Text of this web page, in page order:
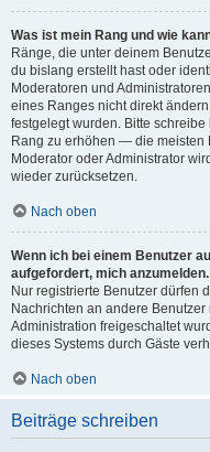
Was ist mein Rang und wie
Ränge, die unter deinem
du bislang erstellt hast oder
Moderatoren und
eines Ranges nicht direkt
festgelegt wurden. Bitte
Rang zu erhöhen — die meisten
Moderator oder Administrator
wieder zurücksetzen.
Nach oben
Wenn ich bei einem Benutzer
aufgefordert, mich anzumelden.
Nur registrierte Benutzer dürfen
Nachrichten an andere
Administration freigeschaltet
dieses Systems durch Gäste
Nach oben
Beiträge schreiben